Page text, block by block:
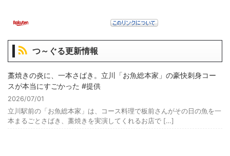
つ～ぐる更新情報
藁焼きの炎に、一本さばき。立川「お魚総本家」の豪快刺身コー
スが本当にすごかった #提供
2026/07/01
立川駅前の「お魚総本家」は、コース料理で板前さんがその日の魚を一
本まるごとさばき、藁焼きを実演してくれるお店で […]